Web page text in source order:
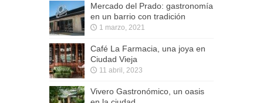
Mercado del Prado: gastronomía
en un barrio con tradición
1 marzo, 2021
Café La Farmacia, una joya en
Ciudad Vieja
11 abril, 2023
Vivero Gastronómico, un oasis